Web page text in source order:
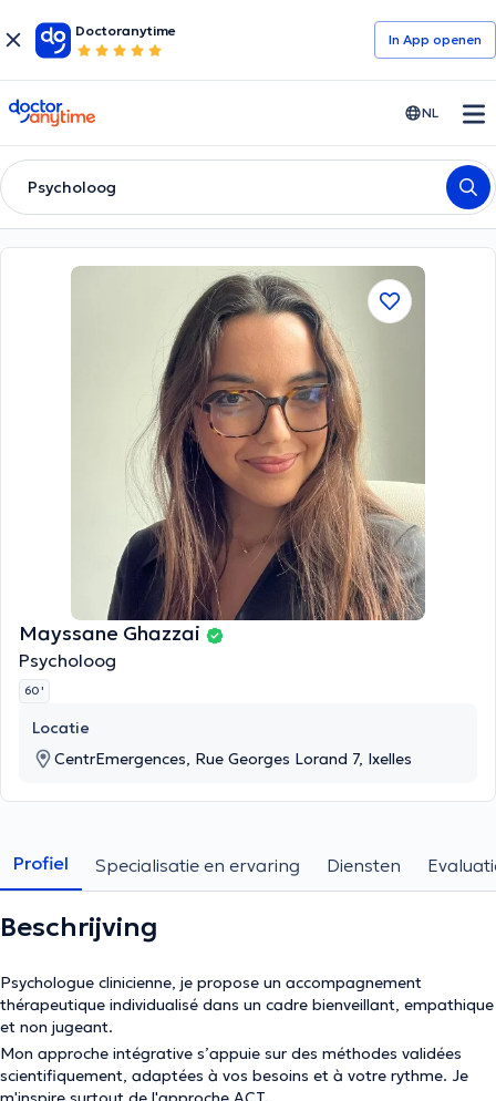
Doctoranytime
In App openen
doctoranytime NL
Psycholoog
Mayssane Ghazzai
Psycholoog
60 '
Locatie
CentrEmergences, Rue Georges Lorand 7, Ixelles
Profiel Specialisatie en ervaring Diensten
Beschrijving
Psychologue clinicienne, je propose un accompagnement
thérapeutique individualisé dans un cadre bienveillant, empathique
et non jugeant.
Mon approche intégrative s’appuie sur des méthodes validées
scientifiquement, adaptées à vos besoins et à votre rythme. Je